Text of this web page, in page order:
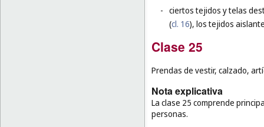
- ciertos tejidos y telas
(cl. 16), los tejidos
Clase 25
Prendas de vestir, calzado,
Nota explicativa
La clase 25 comprende
personas.